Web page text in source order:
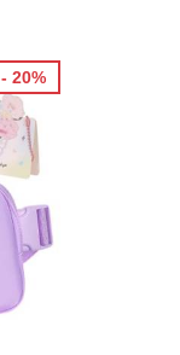
- 20%